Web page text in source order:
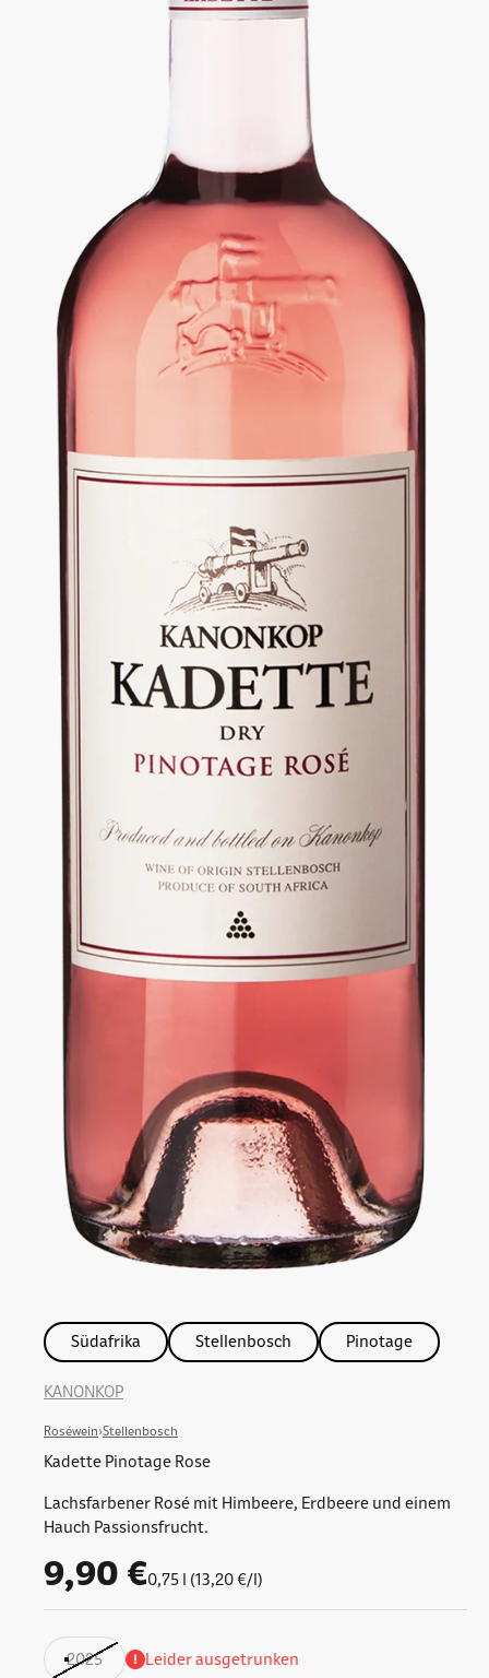
Südafrika Stellenbosch Pinotage
KANONKOP
Roséwein›Stellenbosch
Kadette Pinotage Rose
Lachsfarbener Rosé mit Himbeere, Erdbeere und einem
Hauch Passionsfrucht.
Angebot
9,90 €0,75 l (13,20 €/l)
2025 Leider ausgetrunken